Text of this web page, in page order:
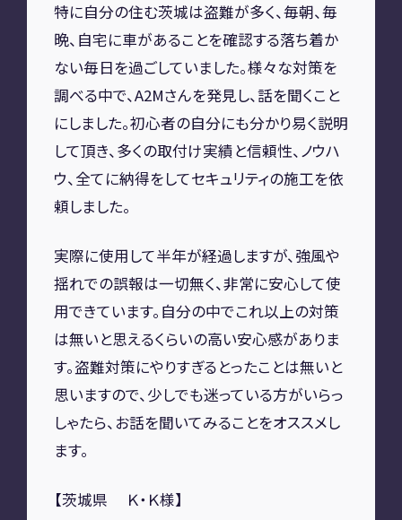
特に自分の住む茨城は盗難が多く、毎朝、毎
晩、自宅に車があることを確認する落ち着か
ない毎日を過ごしていました。様々な対策を
調べる中で、A2Mさんを発見し、話を聞くこと
にしました。初心者の自分にも分かり易く説明
して頂き、多くの取付け実績と信頼性、ノウハ
ウ、全てに納得をしてセキュリティの施工を依
頼しました。
実際に使用して半年が経過しますが、強風や
揺れでの誤報は一切無く、非常に安心して使
用できています。 自分の中でこれ以上の対策
は無いと思えるくらいの高い安心感がありま
す。盗難対策にやりすぎるとったことは無いと
思いますので、少しでも迷っている方がいらっ
しゃたら、お話を聞いてみることをオススメし
ます。
【茨城県 Ｋ・Ｋ様】
RECRUIT
リクルート専用サイト